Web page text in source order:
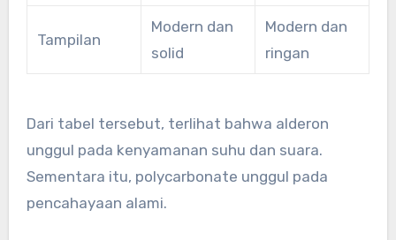
Tampilan
Modern dan
solid
Modern dan
ringan
Dari tabel tersebut, terlihat bahwa alderon
unggul pada kenyamanan suhu dan suara.
Sementara itu, polycarbonate unggul pada
pencahayaan alami.